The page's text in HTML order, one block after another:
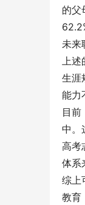
的父
未来
上述
生涯
能力
目前
中。
高考
体系
综上
教育